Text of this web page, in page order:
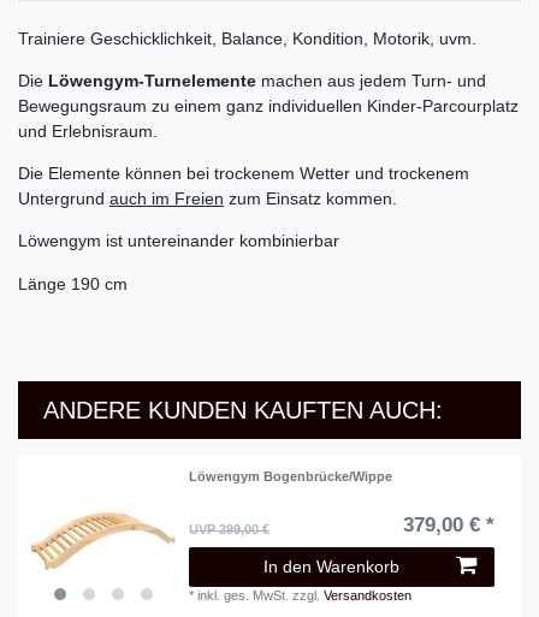
Trainiere Geschicklichkeit, Balance, Kondition, Motorik, uvm.
Die Löwengym-Turnelemente machen aus jedem Turn- und
Bewegungsraum zu einem ganz individuellen Kinder-Parcourplatz
und Erlebnisraum.
Die Elemente können bei trockenem Wetter und trockenem
Untergrund auch im Freien zum Einsatz kommen.
Löwengym ist untereinander kombinierbar
Länge 190 cm
ANDERE KUNDEN KAUFTEN AUCH:
Löwengym Bogenbrücke/Wippe
UVP 399,00 € 379,00 € *
In den Warenkorb
*inkl. ges. MwSt. zzgl.Versandkosten